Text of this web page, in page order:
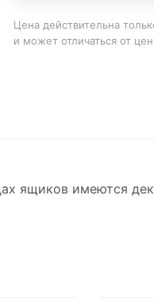
Цена действительна
и может отличаться от
ящиков имеются